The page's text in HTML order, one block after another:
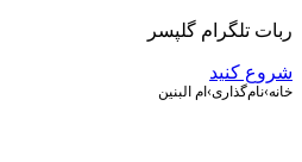
ربات تلگرام گلپسر
شروع کنید
خانه›نام‌گذاری› ام البنین